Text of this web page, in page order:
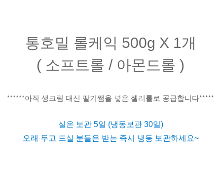
통호밀 롤케익 500g X 1개
( 소프트롤 / 아몬드롤 )
******아직 생크림 대신 딸기쨈을 넣은 젤리롤로 공급합니다*****
실온 보관 5일 (냉동보관 30일)
오래 두고 드실 분들은 받는 즉시 냉동 보관하세요~